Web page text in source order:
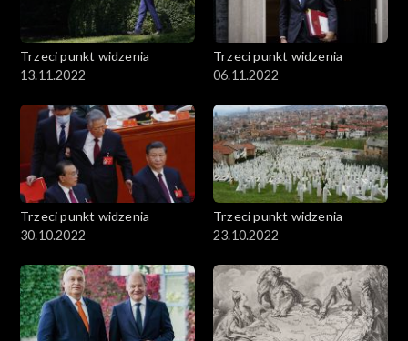
Trzeci punkt widzenia
13.11.2022
Trzeci punkt widzenia
06.11.2022
Trzeci punkt widzenia
30.10.2022
Trzeci punkt widzenia
23.10.2022